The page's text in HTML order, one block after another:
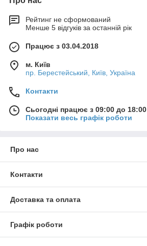
Рейтинг не сформований
Менше 5 відгуків за останній рік
Працює з 03.04.2018
м. Київ
пр. Берестейський, Київ, Україна
Контакти
Сьогодні працює з 09:00 до 18:00
Показати весь графік роботи
Про нас
Контакти
Доставка та оплата
Графік роботи